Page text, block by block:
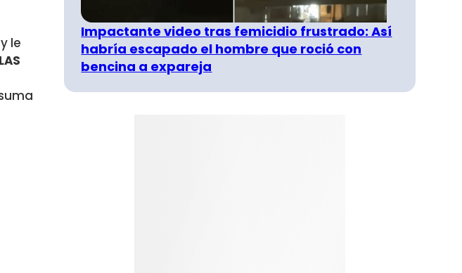
le
Impactante video tras femicidio frustrado: Así
habría escapado el hombre que roció con
bencina a expareja